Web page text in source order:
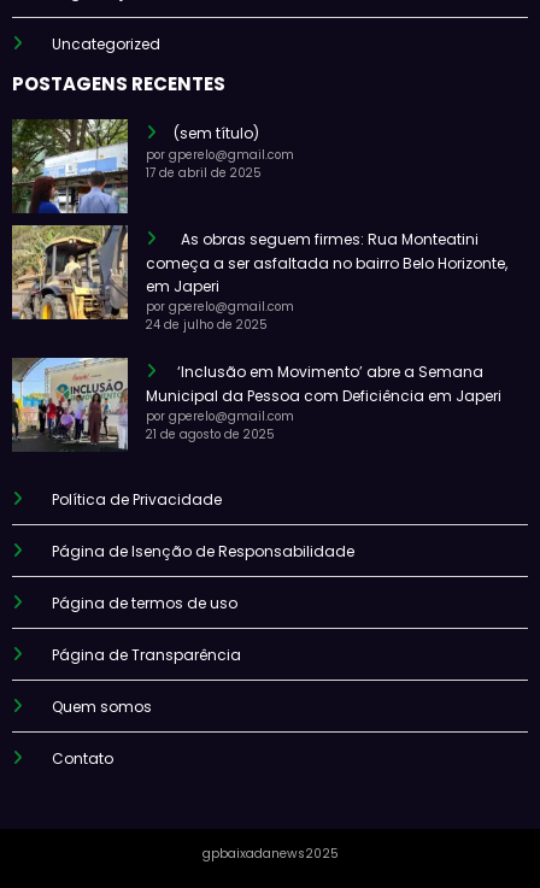
Uncategorized
POSTAGENS RECENTES
(sem título)
por gperelo@gmail.com
17 de abril de 2025
As obras seguem firmes: Rua Monteatini
começa a ser asfaltada no bairro Belo Horizonte,
em Japeri
por gperelo@gmail.com
24 de julho de 2025
‘Inclusão em Movimento’ abre a Semana
Municipal da Pessoa com Deficiência em Japeri
por gperelo@gmail.com
21 de agosto de 2025
Política de Privacidade
Página de Isenção de Responsabilidade
Página de termos de uso
Página de Transparência
Quem somos
Contato
gpbaixadanews2025